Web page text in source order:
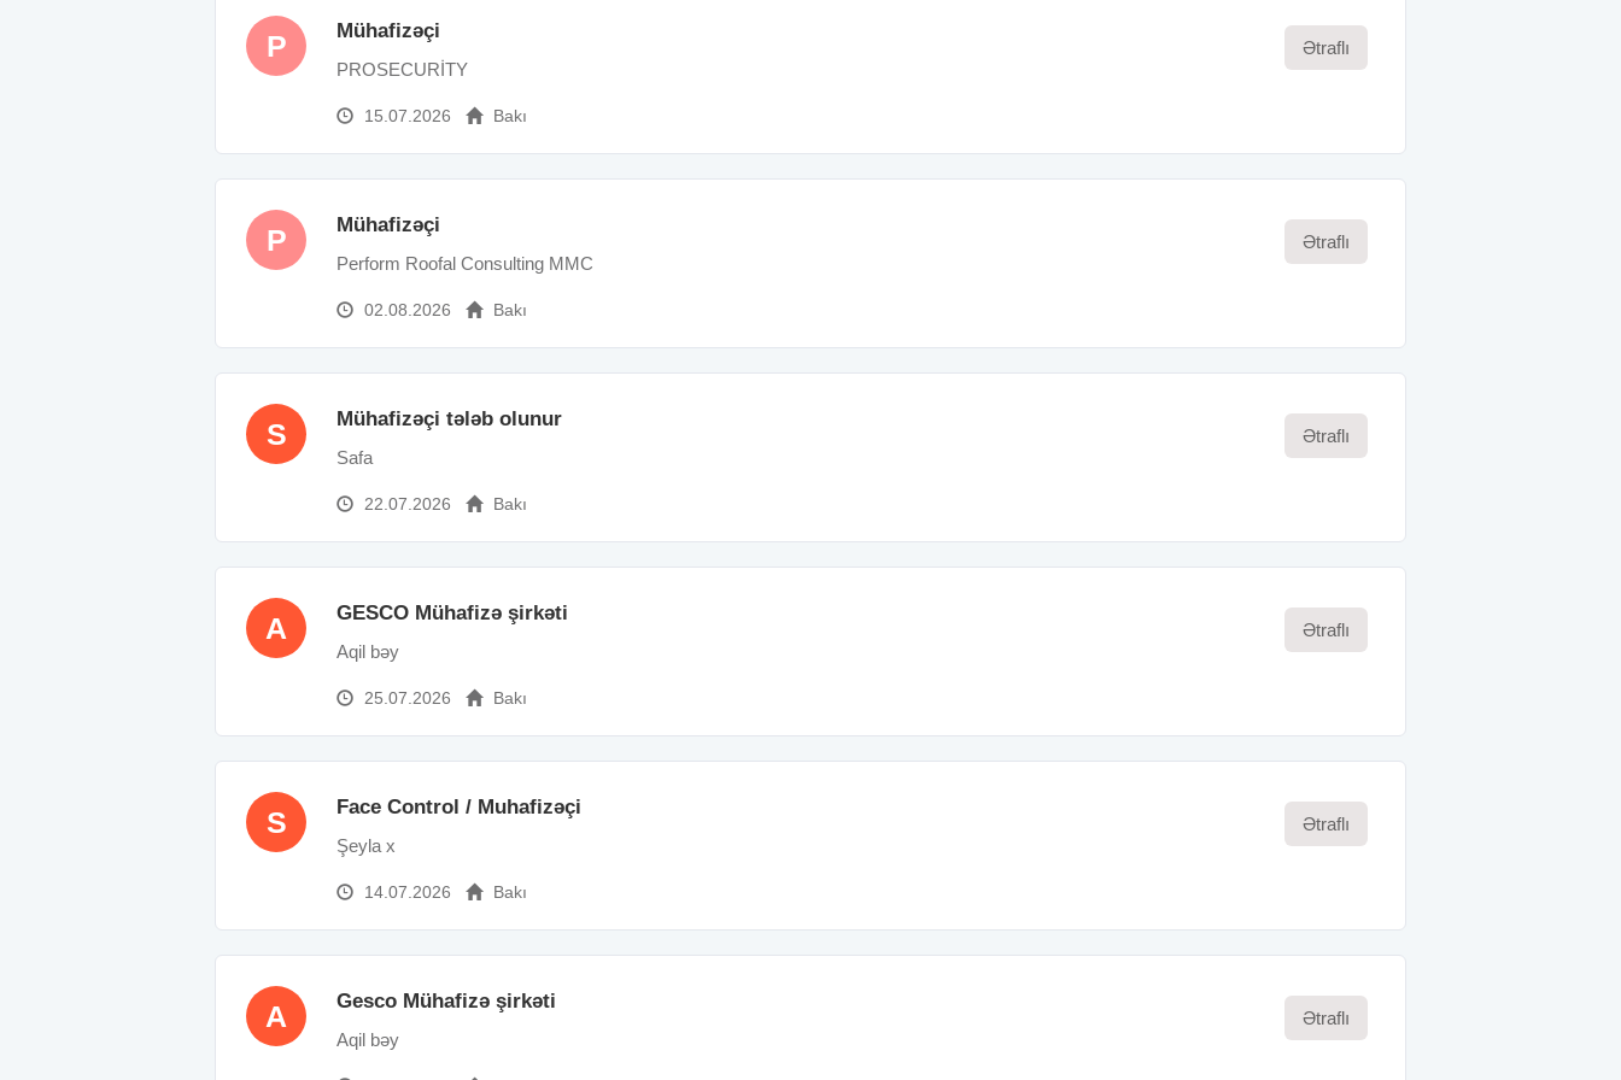
P Mühafizəçi
PROSECURİTY
15.07.2026 Bakı
Ətraflı
P Mühafizəçi
Perform Roofal Consulting MMC
02.08.2026 Bakı
Ətraflı
S Mühafizəçi tələb olunur
Safa
22.07.2026 Bakı
Ətraflı
A GESCO Mühafizə şirkəti
Aqil bəy
25.07.2026 Bakı
Ətraflı
S Face Control / Muhafizəçi
Şeyla x
14.07.2026 Bakı
Ətraflı
A Gesco Mühafizə şirkəti
Aqil bəy
Ətraflı